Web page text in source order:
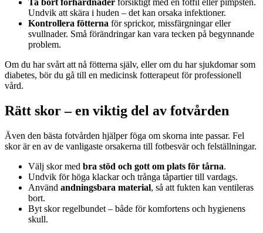
Ta bort förhårdnader försiktigt med en fotfil eller pimpsten.
Undvik att skära i huden – det kan orsaka infektioner.
Kontrollera fötterna för sprickor, missfärgningar eller
svullnader. Små förändringar kan vara tecken på begynnande
problem.
Om du har svårt att nå fötterna själv, eller om du har sjukdomar som
diabetes, bör du gå till en medicinsk fotterapeut för professionell
vård.
Rätt skor – en viktig del av fotvården
Även den bästa fotvården hjälper föga om skorna inte passar. Fel
skor är en av de vanligaste orsakerna till fotbesvär och felställningar.
Välj skor med bra stöd och gott om plats för tårna.
Undvik för höga klackar och trånga tåpartier till vardags.
Använd andningsbara material, så att fukten kan ventileras
bort.
Byt skor regelbundet – både för komfortens och hygienens
skull.